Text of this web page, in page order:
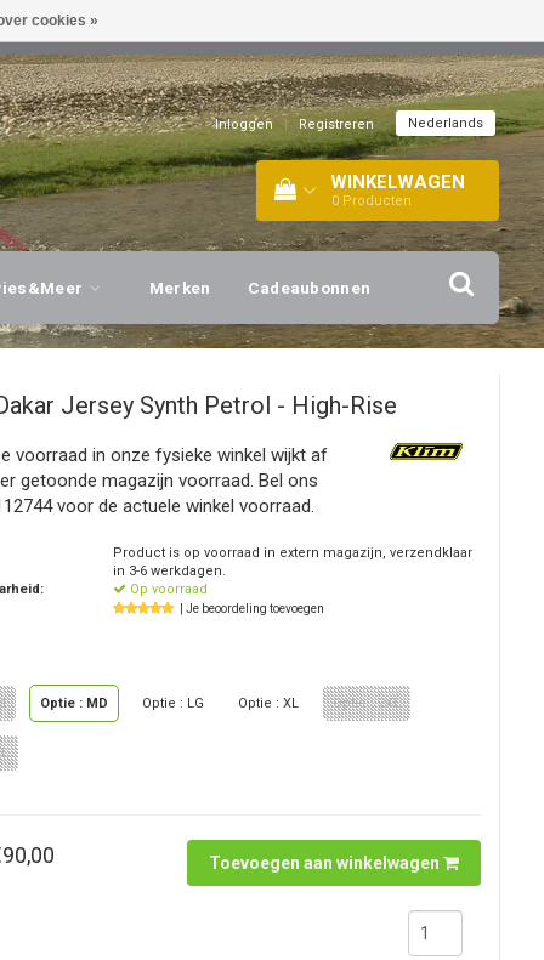
Inloggen | Registreren Nederlands
WINKELWAGEN
0 Producten
Merken Cadeaubonnen
Jersey Synth Petrol - High-Rise
voorraad in onze fysieke winkel wijkt af
getoonde magazijn voorraad. Bel ons
voor de actuele winkel voorraad.
Product is op voorraad in extern magazijn, verzendklaar
in 3-6 werkdagen.
Op voorraad
| Je beoordeling toevoegen
Optie : MD Optie : LG Optie : XL Optie : 2XL
Toevoegen aan winkelwagen
cookies »